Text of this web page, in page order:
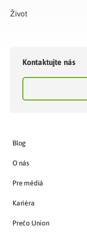
Život​
Kontaktujte nás
Blog
O nás
Pre médiá
Kariéra
Prečo Union